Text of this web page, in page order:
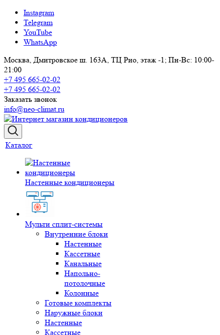
Instagram
Telegram
YouTube
WhatsApp
Москва, Дмитровское ш. 163А, ТЦ Рио, этаж -1; Пн-Вс: 10:00-
21:00
+7 495 665-02-02
+7 495 665-02-02
Заказать звонок
info@neo-climat.ru
Каталог
Настенные кондиционеры
Мульти сплит-системы
Внутренние блоки
Настенные
Кассетные
Канальные
Напольно-
потолочные
Колонные
Готовые комплекты
Наружные блоки
Настенные
Кассетные